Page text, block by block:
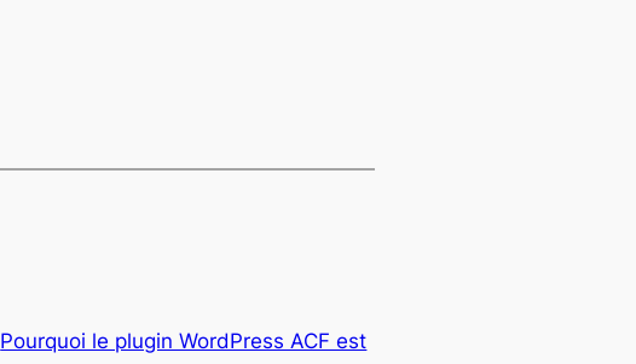
Pourquoi le plugin WordPress ACF est